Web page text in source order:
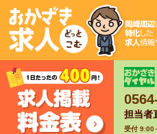
担当者
受付 9:00